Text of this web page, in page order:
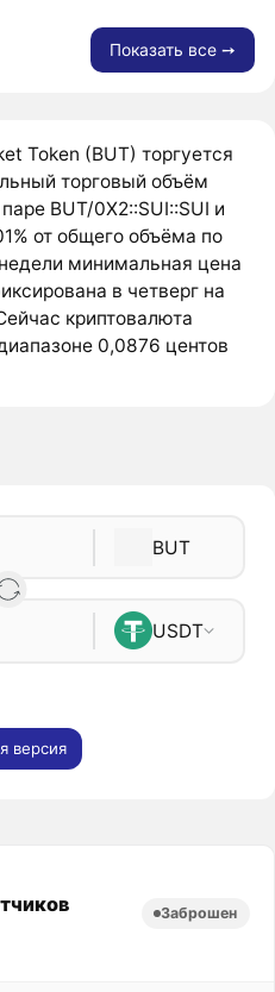
Показать все ➙
Token (BUT) торгуется
торговый объём
BUT/0X2::SUI::SUI и
от общего объёма по
минимальная цена
в четверг на
криптовалюта
0,0876 центов
BUT
USDT
версия
Заброшен